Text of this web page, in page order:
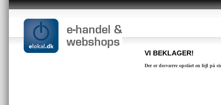
VI BEKLAGER!
Der er desværre opstået en fejl på